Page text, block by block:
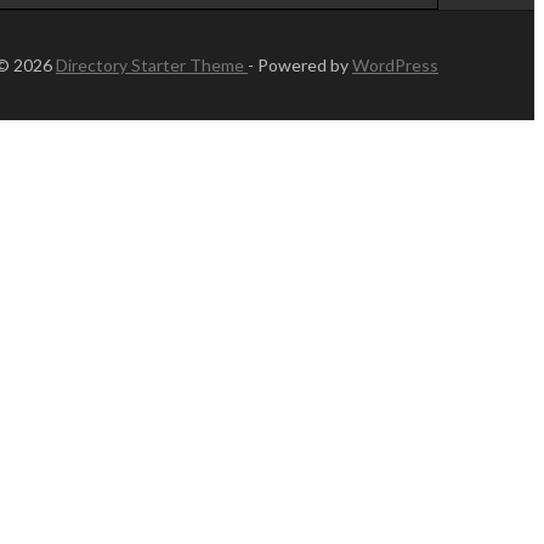
2026 Directory Starter Theme - Powered byWordPress